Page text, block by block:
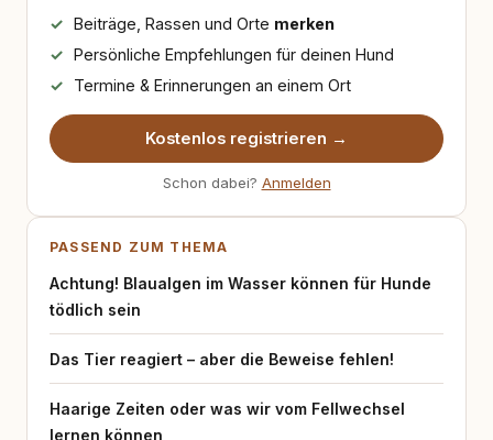
Beiträge, Rassen und Orte merken
Persönliche Empfehlungen für deinen Hund
Termine & Erinnerungen an einem Ort
Kostenlos registrieren →
Schon dabei? Anmelden
PASSEND ZUM THEMA
Achtung! Blaualgen im Wasser können für Hunde
tödlich sein
Das Tier reagiert – aber die Beweise fehlen!
Haarige Zeiten oder was wir vom Fellwechsel
lernen können